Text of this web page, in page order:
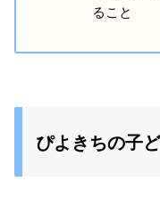
ること
ぴよきちの子